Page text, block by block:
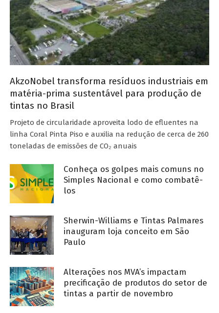
AkzoNobel transforma resíduos industriais em
matéria-prima sustentável para produção de
tintas no Brasil
Projeto de circularidade aproveita lodo de efluentes na
linha Coral Pinta Piso e auxilia na redução de cerca de 260
toneladas de emissões de CO₂ anuais
Conheça os golpes mais comuns no
Simples Nacional e como combatê-
los
Sherwin-Williams e Tintas Palmares
inauguram loja conceito em São
Paulo
Alterações nos MVA’s impactam
precificação de produtos do setor de
tintas a partir de novembro